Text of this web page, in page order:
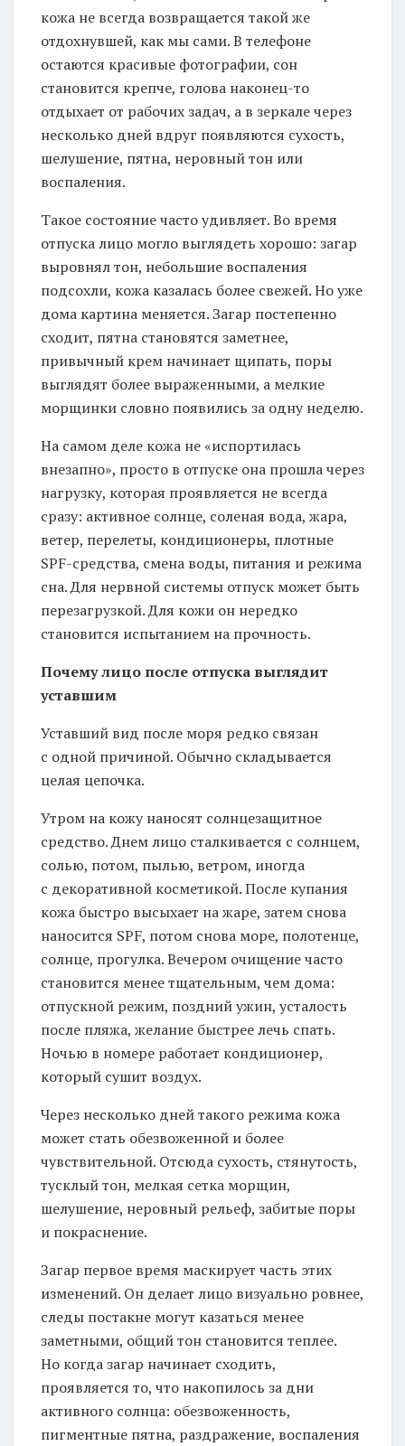
кожа не всегда возвращается такой же
отдохнувшей, как мы сами. В телефоне
остаются красивые фотографии, сон
становится крепче, голова наконец-то
отдыхает от рабочих задач, а в зеркале через
несколько дней вдруг появляются сухость,
шелушение, пятна, неровный тон или
воспаления.
Такое состояние часто удивляет. Во время
отпуска лицо могло выглядеть хорошо: загар
выровнял тон, небольшие воспаления
подсохли, кожа казалась более свежей. Но уже
дома картина меняется. Загар постепенно
сходит, пятна становятся заметнее,
привычный крем начинает щипать, поры
выглядят более выраженными, а мелкие
морщинки словно появились за одну неделю.
На самом деле кожа не «испортилась
внезапно», просто в отпуске она прошла через
нагрузку, которая проявляется не всегда
сразу: активное солнце, соленая вода, жара,
ветер, перелеты, кондиционеры, плотные
SPF-средства, смена воды, питания и режима
сна. Для нервной системы отпуск может быть
перезагрузкой. Для кожи он нередко
становится испытанием на прочность.
Почему лицо после отпуска выглядит
уставшим
Уставший вид после моря редко связан
с одной причиной. Обычно складывается
целая цепочка.
Утром на кожу наносят солнцезащитное
средство. Днем лицо сталкивается с солнцем,
солью, потом, пылью, ветром, иногда
с декоративной косметикой. После купания
кожа быстро высыхает на жаре, затем снова
наносится SPF, потом снова море, полотенце,
солнце, прогулка. Вечером очищение часто
становится менее тщательным, чем дома:
отпускной режим, поздний ужин, усталость
после пляжа, желание быстрее лечь спать.
Ночью в номере работает кондиционер,
который сушит воздух.
Через несколько дней такого режима кожа
может стать обезвоженной и более
чувствительной. Отсюда сухость, стянутость,
тусклый тон, мелкая сетка морщин,
шелушение, неровный рельеф, забитые поры
и покраснение.
Загар первое время маскирует часть этих
изменений. Он делает лицо визуально ровнее,
следы постакне могут казаться менее
заметными, общий тон становится теплее.
Но когда загар начинает сходить,
проявляется то, что накопилось за дни
активного солнца: обезвоженность,
пигментные пятна, раздражение, воспаления